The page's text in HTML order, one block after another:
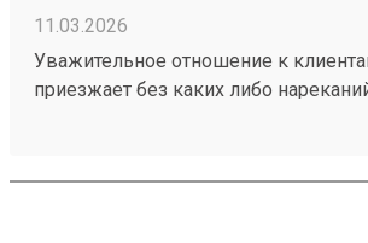
11.03.2026
Уважительное отношение к
приезжает без каких либо